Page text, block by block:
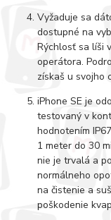
Vyžaduje sa
dostupné na
Rýchlosť sa líši
operátora.
získaš u svojho
iPhone SE je
testovaný v
hodnotením
1 meter do 30
nie je trvalá a
normálneho
na čistenie a
poškodenie